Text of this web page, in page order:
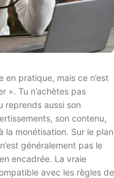
en pratique, mais ce n’est
». Tu n’achètes pas
reprends aussi son
son contenu,
la monétisation. Sur le plan
généralement pas le
encadrée. La vraie
avec les règles de